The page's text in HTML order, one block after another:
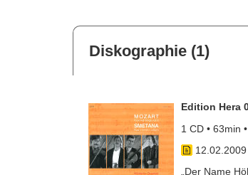
Diskographie (1)
Edition Hera
1 CD • 63min
12.02.2009
„Der Name